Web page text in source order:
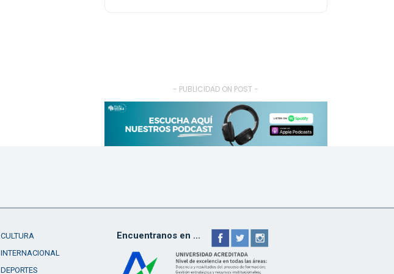
- PUBLICIDAD ON POST -
CULTURA
INTERNACIONAL
DEPORTES
Encuentranos en ...